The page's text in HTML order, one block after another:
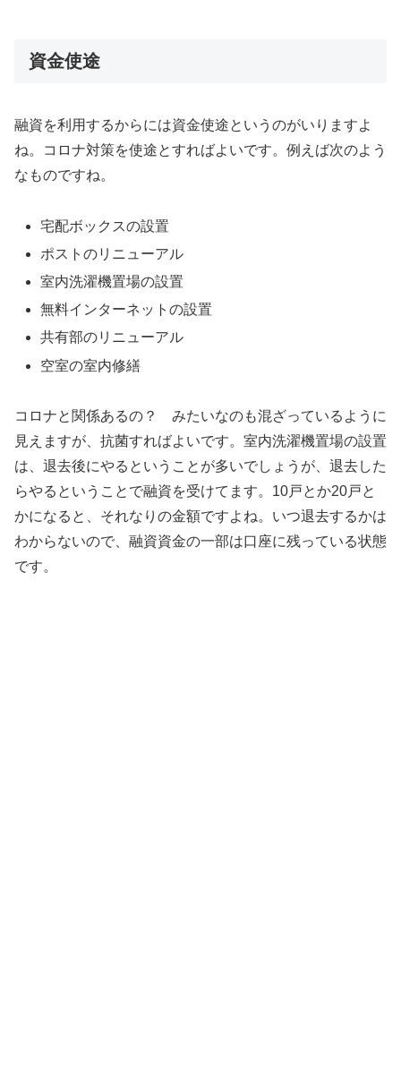
資金使途
融資を利用するからには資金使途というのがいりますよ
ね。コロナ対策を使途とすればよいです。例えば次のよう
なものですね。
宅配ボックスの設置
ポストのリニューアル
室内洗濯機置場の設置
無料インターネットの設置
共有部のリニューアル
空室の室内修繕
コロナと関係あるの？ みたいなのも混ざっているように
見えますが、抗菌すればよいです。室内洗濯機置場の設置
は、退去後にやるということが多いでしょうが、退去した
らやるということで融資を受けてます。10戸とか20戸と
かになると、それなりの金額ですよね。いつ退去するかは
わからないので、融資資金の一部は口座に残っている状態
です。